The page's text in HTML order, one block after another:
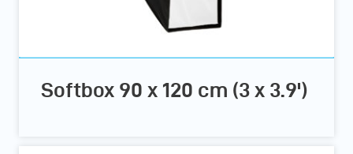
Softbox 90 x 120 cm (3 x 3.9')